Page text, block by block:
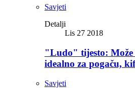
Savjeti
Detalji
Lis 27 2018
"Ludo" tijesto:
idealno za pogaču,
Savjeti